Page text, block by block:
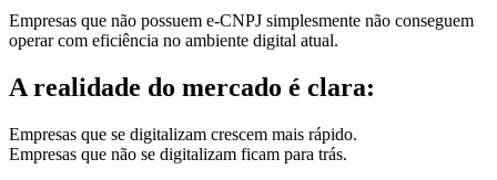
Empresas que não possuem e-CNPJ simplesmente não conseguem
operar com eficiência no ambiente digital atual.
A realidade do mercado é clara:
Empresas que se digitalizam crescem mais rápido.
Empresas que não se digitalizam ficam para trás.